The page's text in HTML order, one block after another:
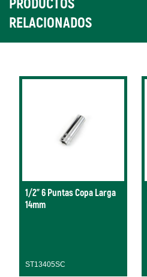
PRODUCTOS
RELACIONADOS
1/2" 6 Puntas Copa Larga
14mm
ST13405SC